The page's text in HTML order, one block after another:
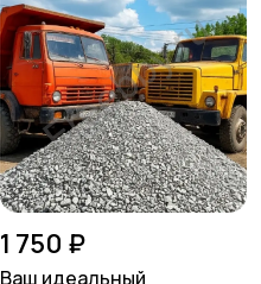
1 750 ₽
Ваш идеальный